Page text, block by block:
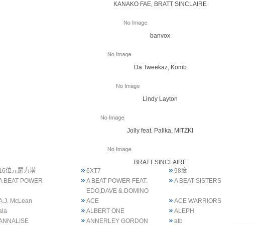
KANAKO FAE, BRATT SINCLAIRE
banvox
Da Tweekaz, Komb
Lindy Layton
Jolly feat. Palika, MITZKI
BRATT SINCLAIRE
位元羅力塔
6XT7
98度
BEAT POWER
A BEAT POWER FEAT.
EDO,DAVE & DOMINO
A BEAT SISTERS
McLean ACE
ACE WARRIORS
ALBERT ONE
ALEPH
ANNERLEY GORDON atb